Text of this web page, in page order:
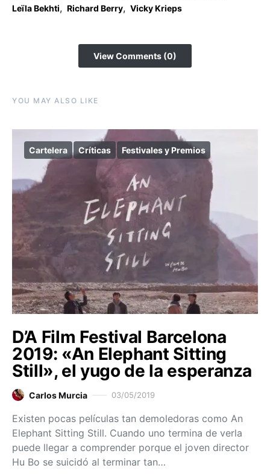
Leïla Bekhti, Richard Berry, Vicky Krieps
View Comments (0)
YOU MAY ALSO LIKE
Cartelera Críticas Festivales y Premios
D’A Film Festival Barcelona
2019: «An Elephant Sitting
Still», el yugo de la esperanza
Carlos Murcia 03/05/2019
Existen pocas películas tan demoledoras como An
Elephant Sitting Still. Cuando uno termina de verla
puede llegar a comprender porque el joven director
Hu Bo se suicidó al terminar tan…